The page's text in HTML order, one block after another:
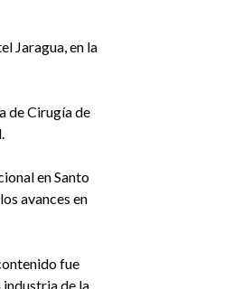
Jaragua, en la
de Cirugía de
en Santo
avances en
fue
de la